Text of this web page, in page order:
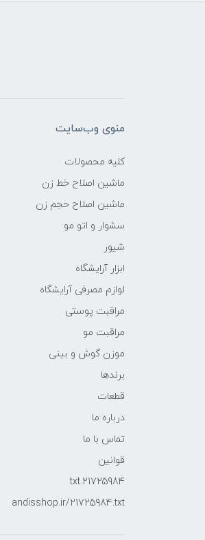
منوی وب‌سایت
کلیه محصولات
ماشین اصلاح خط زن
ماشین اصلاح حجم زن
سشوار و اتو مو
شیور
ابزار آرایشگاه
لوازم مصرفی آرایشگاه
مراقبت پوستی
مراقبت مو
موزن گوش و بینی
برندها
قطعات
درباره ما
تماس با ما
قوانین
21725984.txt
andisshop.ir/21725984.txt